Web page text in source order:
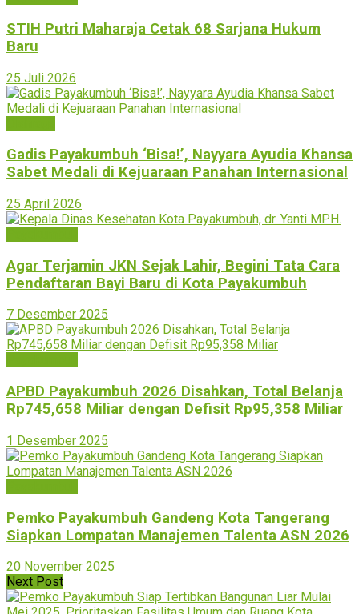
STIH Putri Maharaja Cetak 68 Sarjana Hukum
Baru
25 Juli 2026
Gadis Payakumbuh ‘Bisa!’, Nayyara Ayudia Khansa
Sabet Medali di Kejuaraan Panahan Internasional
25 April 2026
Agar Terjamin JKN Sejak Lahir, Begini Tata Cara
Pendaftaran Bayi Baru di Kota Payakumbuh
7 Desember 2025
APBD Payakumbuh 2026 Disahkan, Total Belanja
Rp745,658 Miliar dengan Defisit Rp95,358 Miliar
1 Desember 2025
Pemko Payakumbuh Gandeng Kota Tangerang
Siapkan Lompatan Manajemen Talenta ASN 2026
20 November 2025
Next Post